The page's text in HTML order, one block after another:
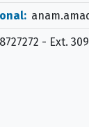
- Ext. 309